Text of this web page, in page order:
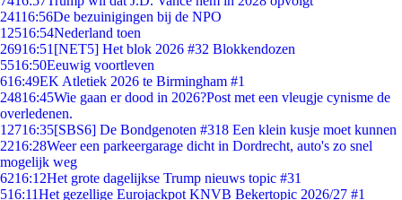
24116:56De bezuinigingen bij de NPO
12516:54Nederland toen
26916:51 [NET5] Het blok 2026 #32 Blokkendozen
5516:50Eeuwig voortleven
616:49EK Atletiek 2026 te Birmingham #1
24816:45Wie gaan er dood in 2026?Post met een vleugje cynisme de
overledenen.
12716:35[SBS6] De Bondgenoten #318 Een klein kusje moet kunnen
2216:28Weer een parkeergarage dicht in Dordrecht, auto's zo snel
mogelijk weg
6216:12Het grote dagelijkse Trump nieuws topic #31
516:11Het gezellige Eurojackpot KNVB Bekertopic 2026/27 #1